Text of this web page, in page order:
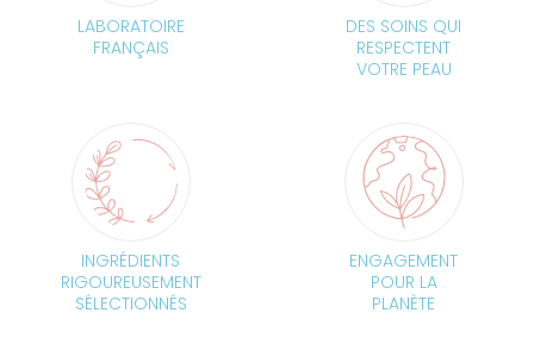
LABORATOIRE
FRANÇAIS
DES SOINS QUI
RESPECTENT
VOTRE PEAU
INGRÉDIENTS
RIGOUREUSEMENT
SÉLECTIONNÉS
ENGAGEMENT
POUR LA
PLANÈTE